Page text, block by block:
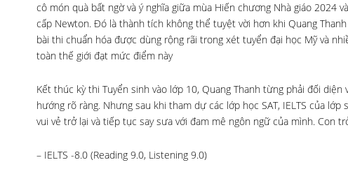
cô món quà bất ngờ và ý nghĩa giữa mùa Hiến chương Nhà giáo
cấp Newton. Đó là thành tích không thể tuyệt vời hơn khi Quang
bài thi chuẩn hóa được dùng rộng rãi trong xét tuyển đại học Mỹ và
toàn thế giới đạt mức điểm này
Kết thúc kỳ thi Tuyển sinh vào lớp 10, Quang Thanh từng phải đối
hướng rõ ràng. Nhưng sau khi tham dự các lớp học SAT, IELTS của
vui vẻ trở lại và tiếp tục say sưa với đam mê ngôn ngữ của mình. Con
– IELTS -8.0 (Reading 9.0, Listening 9.0)